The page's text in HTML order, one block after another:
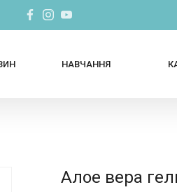
НАВЧАННЯ
Алое вера